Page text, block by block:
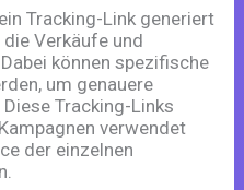
Tracking-Link generiert
Verkäufe und
können spezifische
um genauere
Tracking-Links
verwendet
der einzelnen